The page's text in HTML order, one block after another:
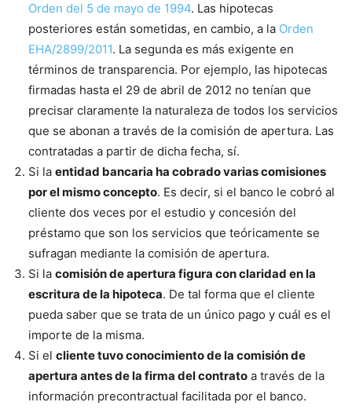
Orden del 5 de mayo de 1994. Las hipotecas
posteriores están sometidas, en cambio, a la Orden
EHA/2899/2011. La segunda es más exigente en
términos de transparencia. Por ejemplo, las hipotecas
firmadas hasta el 29 de abril de 2012 no tenían que
precisar claramente la naturaleza de todos los servicios
que se abonan a través de la comisión de apertura. Las
contratadas a partir de dicha fecha, sí.
Si la entidad bancaria ha cobrado varias comisiones
por el mismo concepto. Es decir, si el banco le cobró al
cliente dos veces por el estudio y concesión del
préstamo que son los servicios que teóricamente se
sufragan mediante la comisión de apertura.
Si la comisión de apertura figura con claridad en la
escritura de la hipoteca. De tal forma que el cliente
pueda saber que se trata de un único pago y cuál es el
importe de la misma.
Si el cliente tuvo conocimiento de la comisión de
apertura antes de la firma del contrato a través de la
información precontractual facilitada por el banco.